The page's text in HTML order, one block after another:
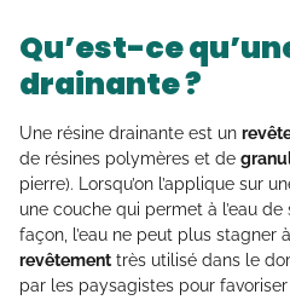
Qu’est-ce
drainante ?
Une résine drainante est un
de résines polymères et de
pierre). Lorsqu’on l’applique sur
une couche qui permet à l’eau de
façon, l’eau ne peut plus stagner
revêtementtrès utilisé dans le
par les paysagistes pour